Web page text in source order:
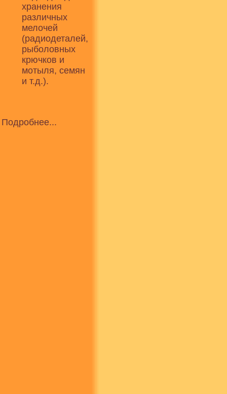
хранения
различных
мелочей
(радиодеталей,
рыболовных
крючков и
мотыля, семян
и т.д.).
Подробнее...